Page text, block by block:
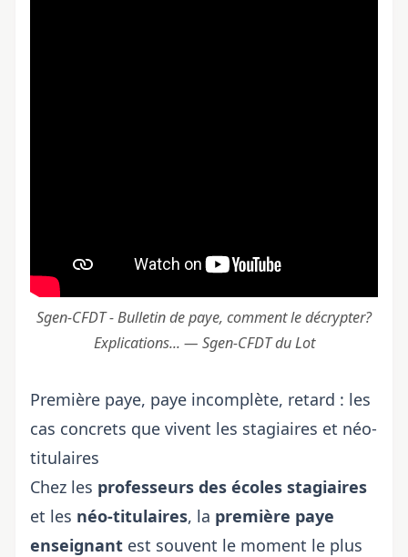
Sgen-CFDT - Bulletin de paye, comment le décrypter?
Explications... — Sgen-CFDT du Lot
Première paye, paye incomplète, retard : les
cas concrets que vivent les stagiaires et néo-
titulaires
Chez les professeurs des écoles stagiaires
et les néo-titulaires, la première paye
enseignant est souvent le moment le plus